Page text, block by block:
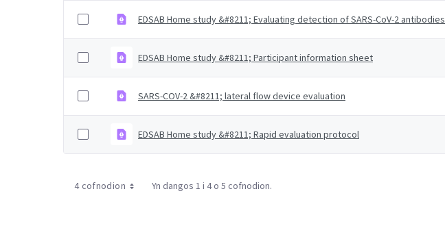
EDSAB Home study &#8211; Evaluating detection of SARS-CoV-2 antibodies
EDSAB Home study &#8211; Participant information sheet
SARS-COV-2 &#8211; lateral flow device evaluation
EDSAB Home study &#8211; Rapid evaluation protocol
4 cofnodion Yn dangos 1 i 4 o 5 cofnodion.